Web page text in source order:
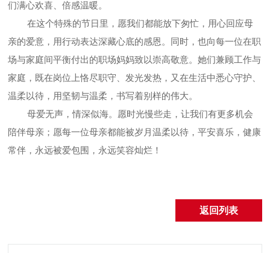
们满心欢喜、倍感温暖。
在这个特殊的节日里，愿我们都能放下匆忙，用心回应母
亲的爱意，用行动表达深藏心底的感恩。同时，也向每一位在职
场与家庭间平衡付出的职场妈妈致以崇高敬意。她们兼顾工作与
家庭，既在岗位上恪尽职守、发光发热，又在生活中悉心守护、
温柔以待，用坚韧与温柔，书写着别样的伟大。
母爱无声，情深似海。愿时光慢些走，让我们有更多机会
陪伴母亲；愿每一位母亲都能被岁月温柔以待，平安喜乐，健康
常伴，永远被爱包围，永远笑容灿烂！
返回列表